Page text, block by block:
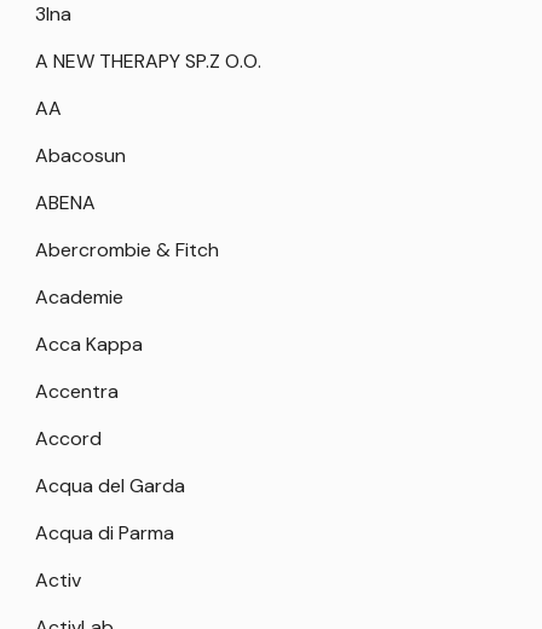
3Ina
A NEW THERAPY SP.Z O.O.
AA
Abacosun
ABENA
Abercrombie & Fitch
Academie
Acca Kappa
Accentra
Accord
Acqua del Garda
Acqua di Parma
Activ